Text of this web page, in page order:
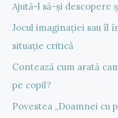
Ajută-l să-și descopere
Jocul imaginației sau îl
situație critică
Contează cum arată
pe copil?
Povestea „Doamnei cu